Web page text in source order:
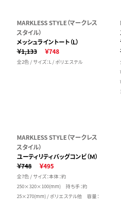
MARKLESS STYLE（マークレス
スタイル）
メッシュライントート（L）
￥1,133
￥748
全2色 / サイズ：L / ポリエステル
MARKLESS STYLE（マークレス
スタイル）
ユーティリティバッグコンビ（Ｍ）
￥748
￥495
全7色 / サイズ：本体：約
250×320×100(mm) 持ち手：約
25×270(mm) / ポリエステル他 容量：